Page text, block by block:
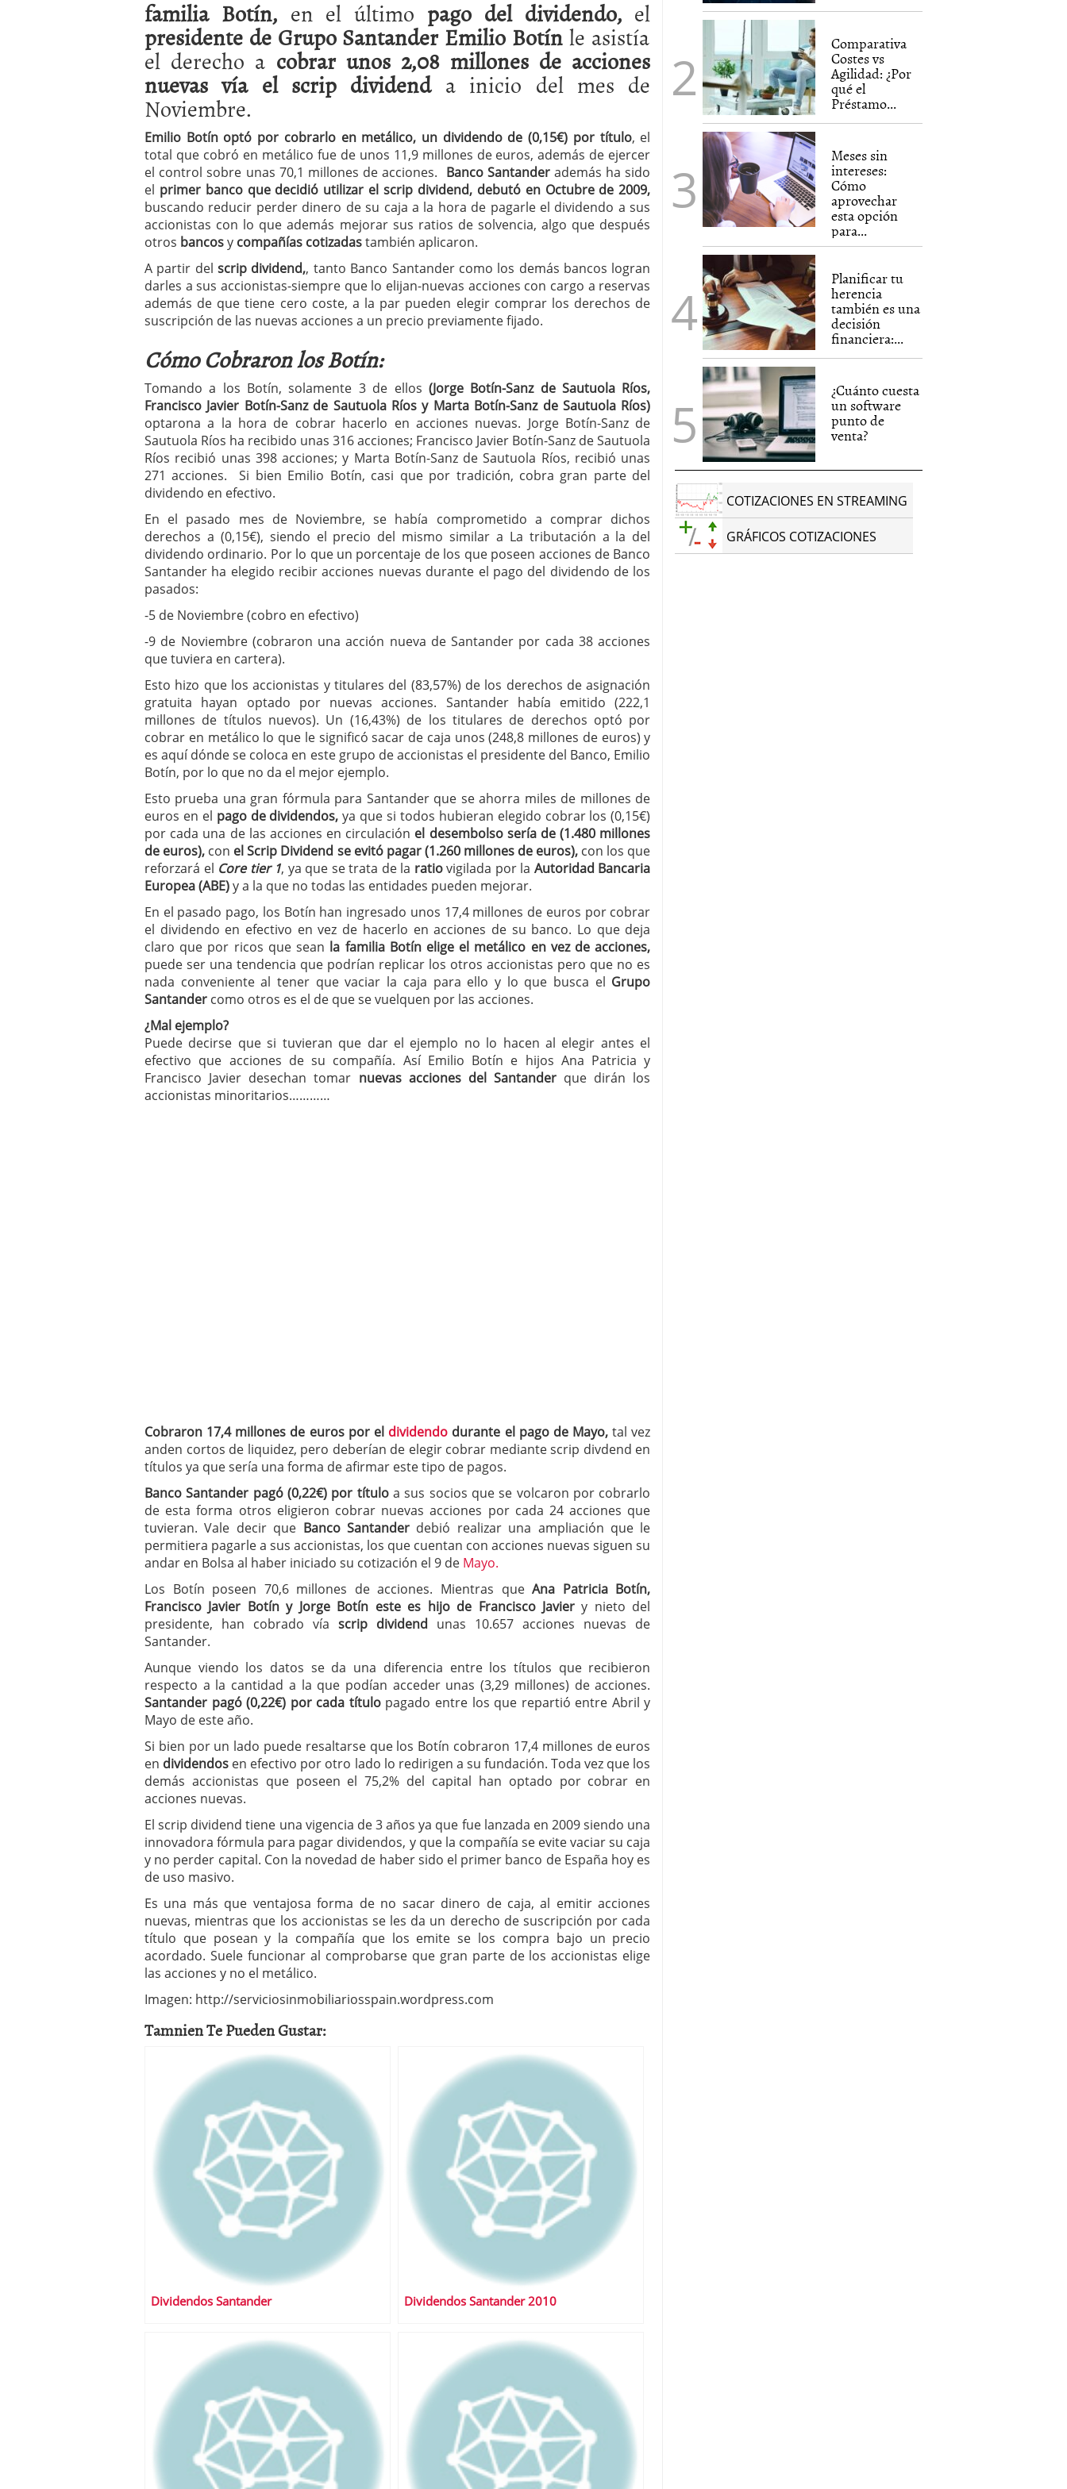
a los costes
21 de noviembre de 2025
¿Cuánto cuesta un software punto de venta? 3 de octubre de 2025
familia Botín, en el último pago del dividendo, el
presidente de Grupo Santander Emilio Botínle asistía
el derecho a cobrar unos 2,08 millones de acciones
nuevas vía el scrip dividenda inicio del mes de
Noviembre.
Emilio Botín optó por cobrarlo en metálico, un dividendo de (0,15€) por título, el
total que cobró en metálico fue de unos 11,9 millones de euros, además de ejercer
el control sobre unas 70,1 millones de acciones. Banco Santanderademás ha sido
el primer banco que decidió utilizar el scrip dividend, debutó en Octubre de 2009,
buscando reducir perder dinero de su caja a la hora de pagarle el dividendo a sus
accionistas con lo que además mejorar sus ratios de solvencia, algo que después
otros bancosy compañías cotizadastambién aplicaron.
A partir delscrip dividend,, tanto Banco Santander como los demás bancos logran
darles a sus accionistas-siempre que lo elijan-nuevas acciones con cargo a reservas
además de que tiene cero coste, a la par pueden elegir comprar los derechos de
suscripción de las nuevas acciones a un precio previamente fijado.
Cómo Cobraron los Botín:
Tomando a los Botín, solamente 3 de ellos (Jorge Botín-Sanz de Sautuola Ríos,
Francisco Javier Botín-Sanz de Sautuola Ríos y Marta Botín-Sanz de Sautuola Ríos)
optarona a la hora de cobrar hacerlo en acciones nuevas. Jorge Botín-Sanz de
Sautuola Ríos ha recibido unas 316 acciones; Francisco Javier Botín-Sanz de Sautuola
Ríos recibió unas 398 acciones; y Marta Botín-Sanz de Sautuola Ríos, recibió unas
271 acciones. Si bien Emilio Botín, casi que por tradición, cobra gran parte del
dividendo en efectivo.
En el pasado mes de Noviembre, se había comprometido a comprar dichos
derechos a (0,15€), siendo el precio del mismo similar a La tributación a la del
dividendo ordinario. Por lo que un porcentaje de los que poseen acciones de Banco
Santander ha elegido recibir acciones nuevas durante el pago del dividendo de los
pasados:
-5 de Noviembre (cobro en efectivo)
-9 de Noviembre (cobraron una acción nueva de Santander por cada 38 acciones
que tuviera en cartera).
Esto hizo que los accionistas y titulares del (83,57%) de los derechos de asignación
gratuita hayan optado por nuevas acciones. Santander había emitido (222,1
millones de títulos nuevos). Un (16,43%) de los titulares de derechos optó por
cobrar en metálico lo que le significó sacar de caja unos (248,8 millones de euros) y
es aquí dónde se coloca en este grupo de accionistas el presidente del Banco, Emilio
Botín, por lo que no da el mejor ejemplo.
Esto prueba una gran fórmula para Santander que se ahorra miles de millones de
euros en el pago de dividendos, ya que si todos hubieran elegido cobrar los (0,15€)
por cada una de las acciones en circulación el desembolso sería de (1.480 millones
de euros), con el Scrip Dividend se evitó pagar (1.260 millones de euros), con los que
reforzará el Core tier 1, ya que se trata de la ratiovigilada por la Autoridad Bancaria
Europea (ABE)y a la que no todas las entidades pueden mejorar.
En el pasado pago, los Botín han ingresado unos 17,4 millones de euros por cobrar
el dividendo en efectivo en vez de hacerlo en acciones de su banco. Lo que deja
claro que por ricos que sean la familia Botín elige el metálico en vez de acciones,
puede ser una tendencia que podrían replicar los otros accionistas pero que no es
nada conveniente al tener que vaciar la caja para ello y lo que busca el Grupo
Santander como otros es el de que se vuelquen por las acciones.
¿Mal ejemplo?
Puede decirse que si tuvieran que dar el ejemplo no lo hacen al elegir antes el
efectivo que acciones de su compañía. Así Emilio Botín e hijos Ana Patricia y
Francisco Javier desechan tomar nuevas acciones del Santanderque dirán los
accionistas minoritarios…………
Cobraron 17,4 millones de euros por el dividendo durante el pago de Mayo, tal vez
anden cortos de liquidez, pero deberían de elegir cobrar mediante scrip divdend en
títulos ya que sería una forma de afirmar este tipo de pagos.
Banco Santander pagó (0,22€) por títuloa sus socios que se volcaron por cobrarlo
de esta forma otros eligieron cobrar nuevas acciones por cada 24 acciones que
tuvieran. Vale decir que Banco Santanderdebió realizar una ampliación que le
permitiera pagarle a sus accionistas, los que cuentan con acciones nuevas siguen su
andar en Bolsa al haber iniciado su cotización el 9 de Mayo.
Los Botín poseen 70,6 millones de acciones. Mientras queAna Patricia Botín,
Francisco Javier Botín y Jorge Botín este es hijo de Francisco Javiery nieto del
presidente, han cobrado vía scrip dividend unas 10.657 acciones nuevas de
Santander.
Aunque viendo los datos se da una diferencia entre los títulos que recibieron
respecto a la cantidad a la que podían acceder unas (3,29 millones) de acciones.
Santander pagó (0,22€) por cada títulopagado entre los que repartió entre Abril y
Mayo de este año.
Si bien por un lado puede resaltarse que los Botín cobraron 17,4 millones de euros
en dividendos en efectivo por otro lado lo redirigen a su fundación. Toda vez que los
demás accionistas que poseen el 75,2% del capital han optado por cobrar en
acciones nuevas.
El scrip dividend tiene una vigencia de 3 años ya que fue lanzada en 2009 siendo una
innovadora fórmula para pagar dividendos, y que la compañía se evite vaciar su caja
y no perder capital. Con la novedad de haber sido el primer banco de España hoy es
de uso masivo.
Es una más que ventajosa forma de no sacar dinero de caja, al emitir acciones
nuevas, mientras que los accionistas se les da un derecho de suscripción por cada
título que posean y la compañía que los emite se los compra bajo un precio
acordado. Suele funcionar al comprobarse que gran parte de los accionistas elige
las acciones y no el metálico.
Imagen: http://serviciosinmobiliariosspain.wordpress.com
Tamnien Te Pueden Gustar:
Dividendos Santander Dividendos Santander 2010
Comparativa
Costes vs
Agilidad: ¿Por
qué el
Préstamo...
Meses sin
intereses:
Cómo
aprovechar
esta opción
para...
Planificar tu
herencia
también es una
decisión
financiera:...
¿Cuánto cuesta
un software
punto de
venta?
COTIZACIONES EN STREAMING
GRÁFICOS COTIZACIONES